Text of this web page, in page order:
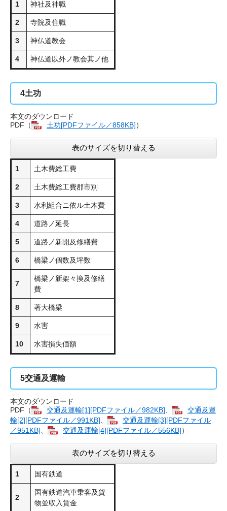
1 神社及神職
2 寺院及住職
3 神仏道教会
4 神仏道以外ノ教会其ノ他
4土功
本文のダウンロード
PDF（
土功[PDFファイル／858KB]）
表のサイズを切り替える
1 土木費総工費
2 土木費総工費郡市別
3 水利組合ニ依ル土木費
4 道路ノ延長
5 道路ノ新開及修繕費
6 橋梁ノ個数及坪数
7
橋梁ノ新架々換及修繕
費
8 著大橋梁
9 水害
10 水害損失価額
5交通及運輸
本文のダウンロード
PDF（
交通及運輸[1][PDFファイル／982KB]
交通及運
輸[2][PDFファイル／991KB]
交通及運輸[3][PDFファイル
／951KB]
交通及運輸[4][PDFファイル／556KB]）
表のサイズを切り替える
1 国有鉄道
2
国有鉄道汽車乗客及貨
物並収入賃金